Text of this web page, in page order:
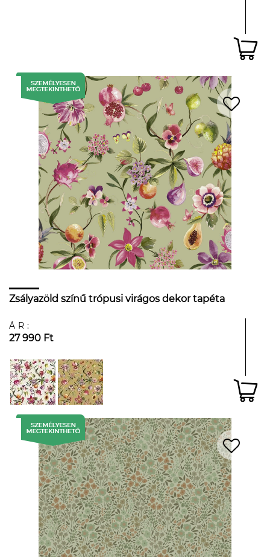
Zsályazöld színű trópusi virágos dekor tapéta
ÁR:
27 990 Ft